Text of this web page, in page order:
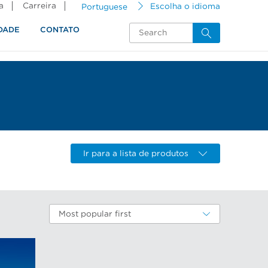
Portuguese Escolha o idioma
Carreira
CONTATO
Ir para a lista de produtos
Most popular first